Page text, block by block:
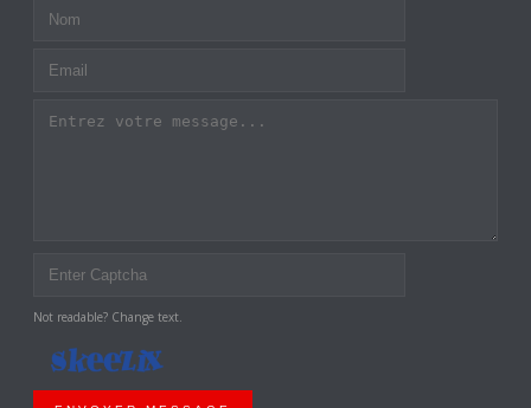
Not readable? Change text.